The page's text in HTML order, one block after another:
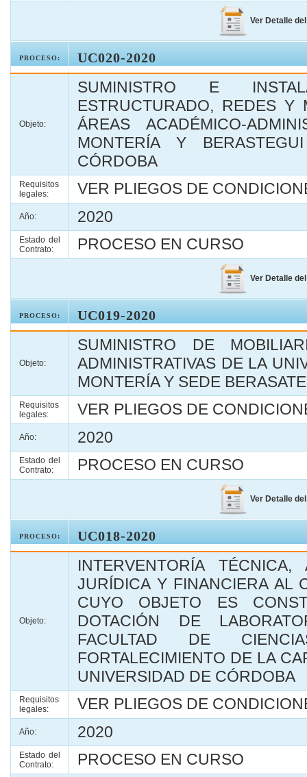
Ver Detalle
PROCESO: UC020-2020
Objeto:
SUMINISTRO E
ESTRUCTURADO, REDES Y
ÁREAS ACADÉMICO-
MONTERÍA Y
CÓRDOBA
Requisitos
legales:
VER PLIEGOS DE
Año: 2020
Estado del
Contrato:
PROCESO EN CURSO
Ver Detalle
PROCESO: UC019-2020
Objeto:
SUMINISTRO DE
ADMINISTRATIVAS DE LA
MONTERÍA Y SEDE
Requisitos
legales:
VER PLIEGOS DE
Año: 2020
Estado del
Contrato:
PROCESO EN CURSO
Ver Detalle
PROCESO: UC018-2020
Objeto:
INTERVENTORÍA TÉCNICA,
JURÍDICA Y FINANCIERA AL
CUYO OBJETO ES
DOTACIÓN DE
FACULTAD DE
FORTALECIMIENTO DE LA
UNIVERSIDAD DE CÓRDOBA
Requisitos
legales:
VER PLIEGOS DE
Año: 2020
Estado del
Contrato:
PROCESO EN CURSO